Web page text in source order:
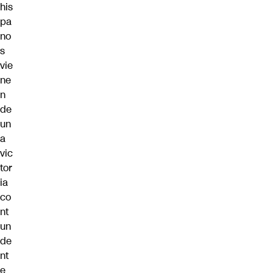
his
pa
no
s
vie
ne
n
de
un
a
vic
tor
ia
co
nt
un
de
nt
e